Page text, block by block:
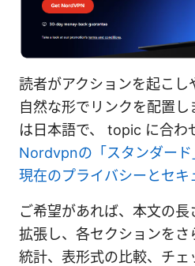
読者がアクションを起こし
自然な形でリンクを配置し
は日本語で、 topic に合わ
Nordvpnの「スタンダード
現在のプライバシーとセキ
ご希望があれば、本文の
拡張し、各セクションを
統計、表形式の比較、チ